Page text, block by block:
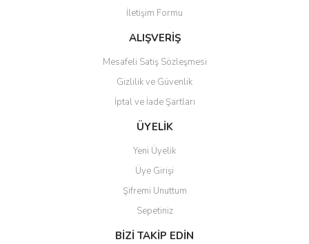
İletişim Formu
ALIŞVERİŞ
Mesafeli Satış Sözleşmesi
Gizlilik ve Güvenlik
İptal ve İade Şartları
ÜYELİK
Yeni Üyelik
Üye Girişi
Şifremi Unuttum
Sepetiniz
BİZİ TAKİP EDİN